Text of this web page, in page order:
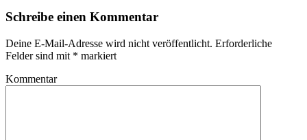
Schreibe einen Kommentar
Deine E-Mail-Adresse wird nicht veröffentlicht. Erforderliche
Felder sind mit * markiert
Kommentar